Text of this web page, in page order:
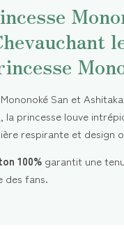
San et
la princesse louve
respirante et design
100%garantit une
des fans.